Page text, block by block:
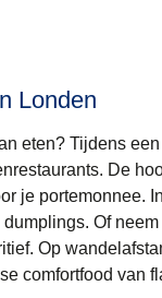
Londen
eten? Tijdens
De
je portemonnee. In
Of
Op
comfortfood van